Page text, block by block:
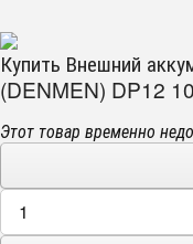
Купить Внешний
(DENMEN) DP12
Этот товар временно